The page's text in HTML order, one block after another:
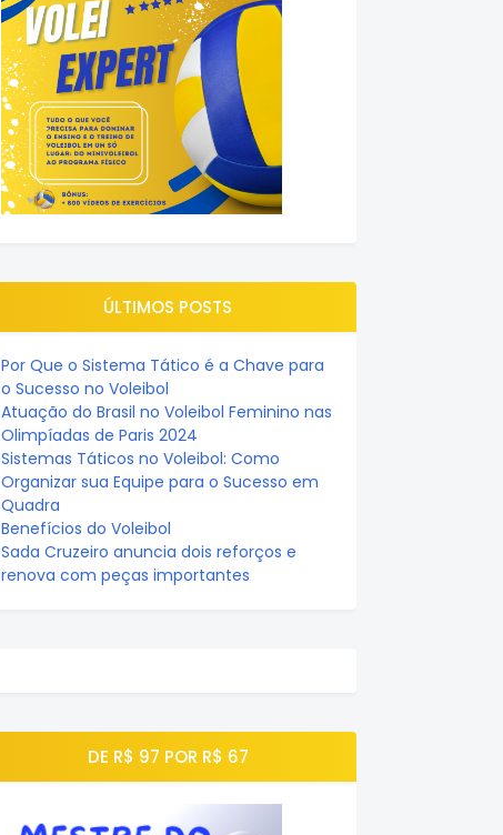
ÚLTIMOS POSTS
Por Que o Sistema Tático é a Chave para
o Sucesso no Voleibol
Atuação do Brasil no Voleibol Feminino nas
Olimpíadas de Paris 2024
Sistemas Táticos no Voleibol: Como
Organizar sua Equipe para o Sucesso em
Quadra
Benefícios do Voleibol
Sada Cruzeiro anuncia dois reforços e
renova com peças importantes
DE R$ 97 POR R$ 67